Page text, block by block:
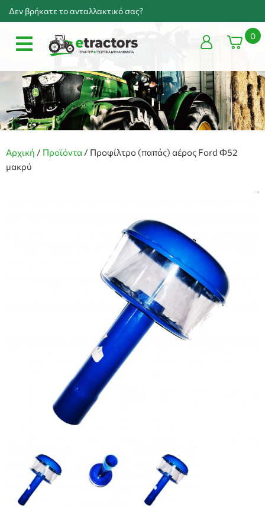
Δεν βρήκατε το ανταλλακτικό σας?
0
Αρχική / Προϊόντα / Προφίλτρο (παπάς) αέρος Ford Φ52
μακρύ